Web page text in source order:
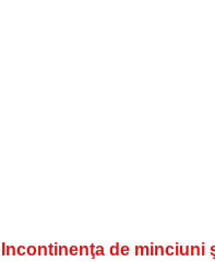
Incontinenţa de minciuni